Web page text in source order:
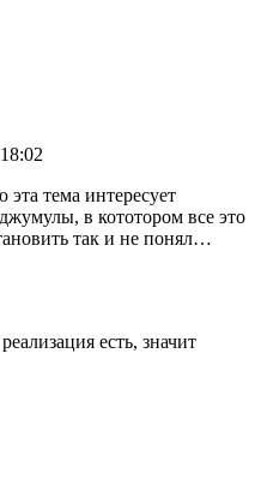
тема интересует
в кототором все это
так и не понял…
есть, значит